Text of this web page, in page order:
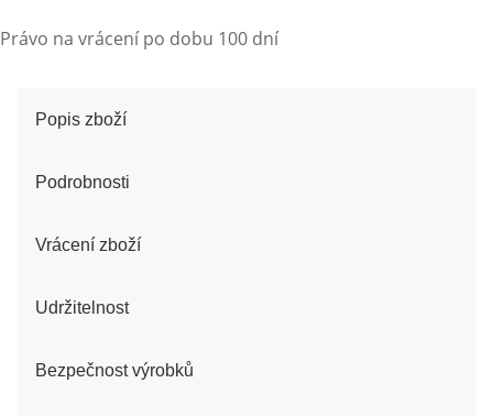
Právo na vrácení po dobu 100 dní
Popis zboží
Podrobnosti
Vrácení zboží
Udržitelnost
Bezpečnost výrobků